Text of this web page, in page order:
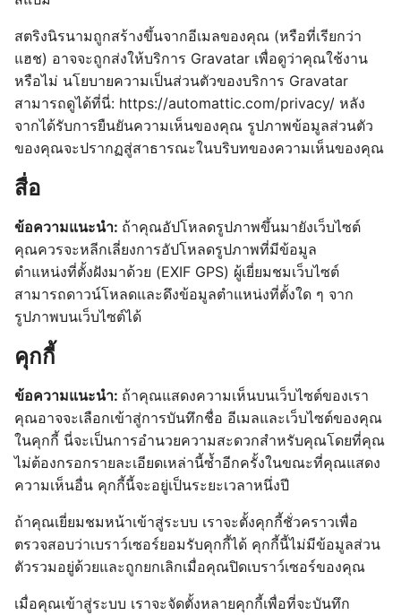
สตริงนิรนามถูกสร้างขึ้นจากอีเมลของคุณ (หรือที่เรียกว่า
แฮช) อาจจะถูกส่งให้บริการ Gravatar เพื่อดูว่าคุณใช้งาน
หรือไม่ นโยบายความเป็นส่วนตัวของบริการ Gravatar
สามารถดูได้ที่นี่: https://automattic.com/privacy/ หลัง
จากได้รับการยืนยันความเห็นของคุณ รูปภาพข้อมูลส่วนตัว
ของคุณจะปรากฏสู่สาธารณะในบริบทของความเห็นของคุณ
สื่อ
ข้อความแนะนำ: ถ้าคุณอัปโหลดรูปภาพขึ้นมายังเว็บไซต์
คุณควรจะหลีกเลี่ยงการอัปโหลดรูปภาพที่มีข้อมูล
ตำแหน่งที่ตั้งฝังมาด้วย (EXIF GPS) ผู้เยี่ยมชมเว็บไซต์
สามารถดาวน์โหลดและดึงข้อมูลตำแหน่งที่ตั้งใด ๆ จาก
รูปภาพบนเว็บไซต์ได้
คุกกี้
ข้อความแนะนำ: ถ้าคุณแสดงความเห็นบนเว็บไซต์ของเรา
คุณอาจจะเลือกเข้าสู่การบันทึกชื่อ อีเมลและเว็บไซต์ของคุณ
ในคุกกี้ นี่จะเป็นการอำนวยความสะดวกสำหรับคุณโดยที่คุณ
ไม่ต้องกรอกรายละเอียดเหล่านี้ซ้ำอีกครั้งในขณะที่คุณแสดง
ความเห็นอื่น คุกกี้นี้จะอยู่เป็นระยะเวลาหนึ่งปี
ถ้าคุณเยี่ยมชมหน้าเข้าสู่ระบบ เราจะตั้งคุกกี้ชั่วคราวเพื่อ
ตรวจสอบว่าเบราว์เซอร์ยอมรับคุกกี้ได้ คุกกี้นี้ไม่มีข้อมูลส่วน
ตัวรวมอยู่ด้วยและถูกยกเลิกเมื่อคุณปิดเบราว์เซอร์ของคุณ
เมื่อคุณเข้าสู่ระบบ เราจะจัดตั้งหลายคุกกี้เพื่อที่จะบันทึก